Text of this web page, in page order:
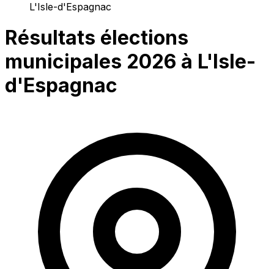
L'Isle-d'Espagnac
Résultats élections
municipales 2026 à L'Isle-
d'Espagnac